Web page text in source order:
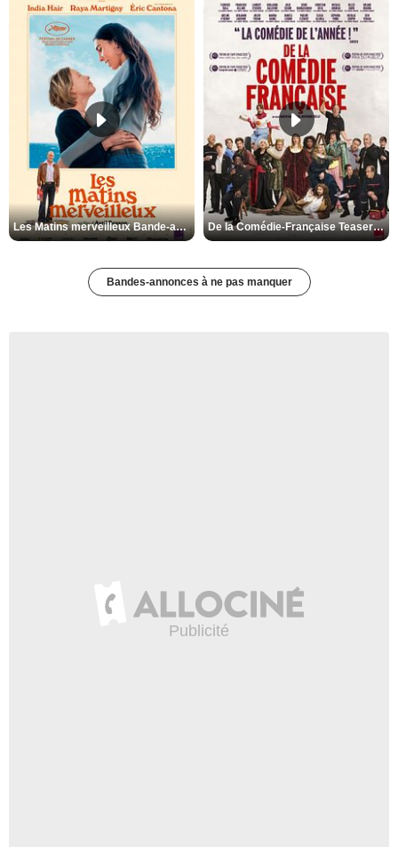
Les Matins merveilleux Bande-annonce VF De la Comédie-Française Teaser VF
Bandes-annonces à ne pas manquer